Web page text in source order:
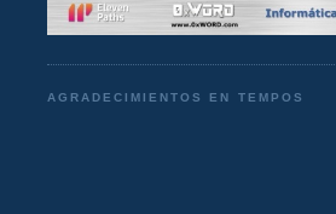
AGRADECIMIENTOS EN TEMPOS